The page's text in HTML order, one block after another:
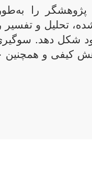
را به‌طور
تحلیل و
شکل دهد.
کیفی و همچنین